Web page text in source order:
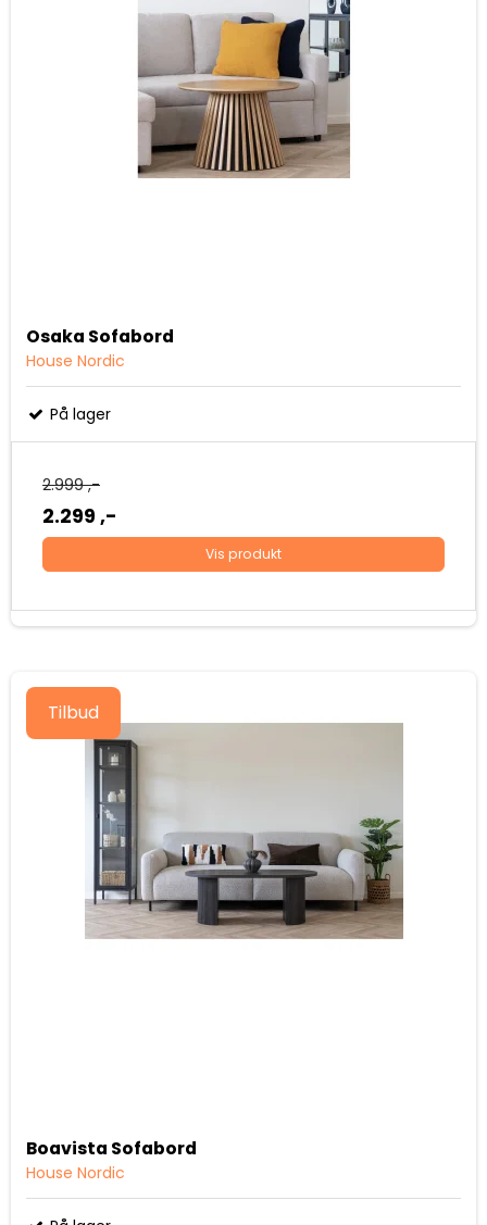
Osaka Sofabord
House Nordic
På lager
2.999 ,-
2.299 ,-
Vis produkt
Tilbud
Boavista Sofabord
House Nordic